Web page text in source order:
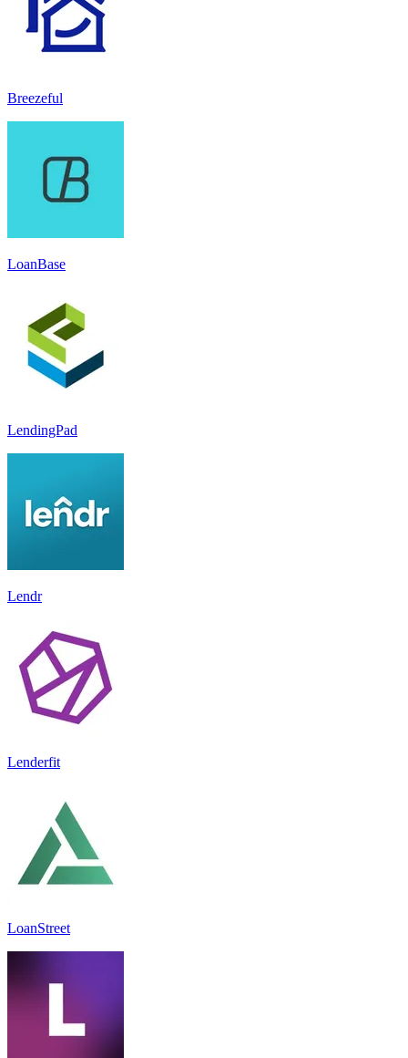
Breezeful
LoanBase
LendingPad
Lendr
Lenderfit
LoanStreet